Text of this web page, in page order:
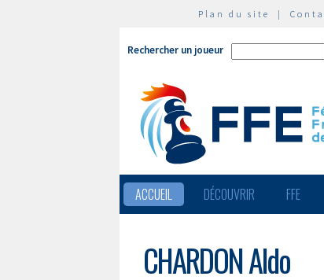
Plan du site |
Rechercher un joueur
ACCUEIL DÉCOUVRIR FFE
CHARDON Aldo